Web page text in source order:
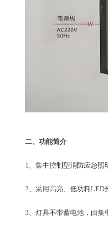
二、功能简介
1、集中控制型消防应急
2、采用高亮、低功耗LED
3、灯具不带蓄电池，由集